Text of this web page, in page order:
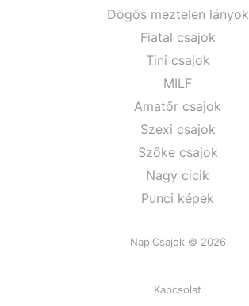
Dögös meztelen lányok
Fiatal csajok
Tini csajok
MILF
Amatőr csajok
Szexi csajok
Szőke csajok
Nagy cicik
Punci képek
NapiCsajok © 2026
Kapcsolat